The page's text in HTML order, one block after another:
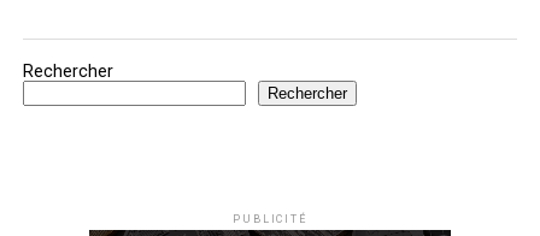
Rechercher
Rechercher
PUBLICITÉ